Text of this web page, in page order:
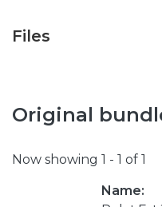
Files
Original
Now showing 1 - 1 of 1
Name: